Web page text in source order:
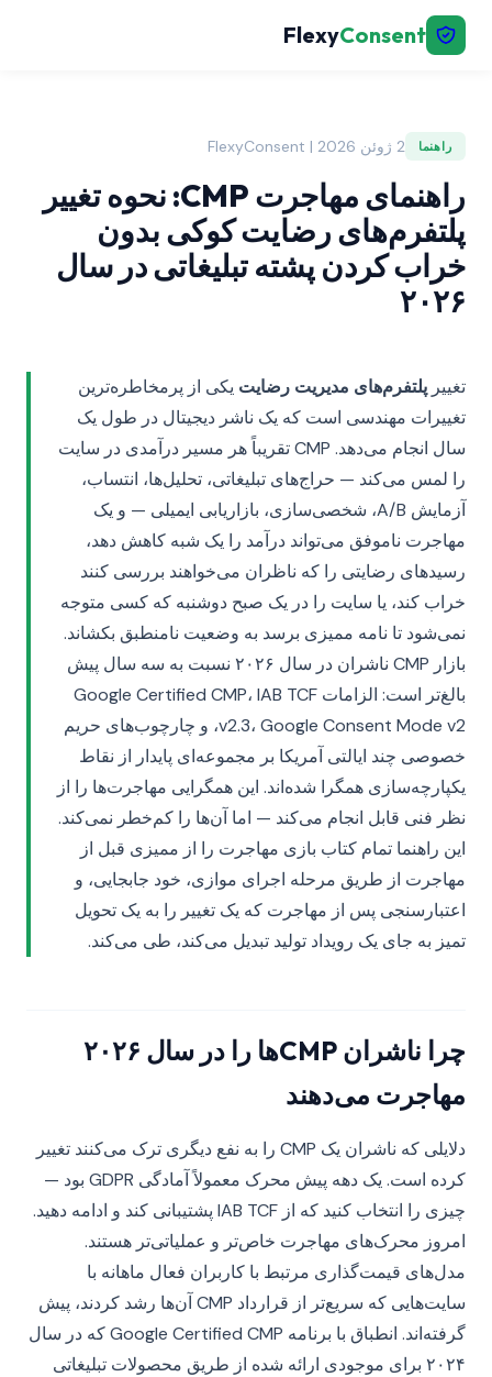
FlexyConsent
راهنما 2 ژوئن 2026 | FlexyConsent
راهنمای مهاجرت CMP: نحوه تغییر
پلتفرم‌های رضایت کوکی بدون
خراب کردن پشته تبلیغاتی در سال
۲۰۲۶
تغییر پلتفرم‌های مدیریت رضایت یکی از پرمخاطره‌ترین
تغییرات مهندسی است که یک ناشر دیجیتال در طول یک
سال انجام می‌دهد. CMP تقریباً هر مسیر درآمدی در سایت
را لمس می‌کند — حراج‌های تبلیغاتی، تحلیل‌ها، انتساب،
آزمایش A/B، شخصی‌سازی، بازاریابی ایمیلی — و یک
مهاجرت ناموفق می‌تواند درآمد را یک شبه کاهش دهد،
رسیدهای رضایتی را که ناظران می‌خواهند بررسی کنند
خراب کند، یا سایت را در یک صبح دوشنبه که کسی متوجه
نمی‌شود تا نامه ممیزی برسد به وضعیت نامنطبق بکشاند.
بازار CMP ناشران در سال ۲۰۲۶ نسبت به سه سال پیش
بالغ‌تر است: الزامات Google Certified CMP، IAB TCF
v2.3، Google Consent Mode v2، و چارچوب‌های حریم
خصوصی چند ایالتی آمریکا بر مجموعه‌ای پایدار از نقاط
یکپارچه‌سازی همگرا شده‌اند. این همگرایی مهاجرت‌ها را از
نظر فنی قابل انجام می‌کند — اما آن‌ها را کم‌خطر نمی‌کند.
این راهنما تمام کتاب بازی مهاجرت را از ممیزی قبل از
مهاجرت از طریق مرحله اجرای موازی، خود جابجایی، و
اعتبارسنجی پس از مهاجرت که یک تغییر را به یک تحویل
تمیز به جای یک رویداد تولید تبدیل می‌کند، طی می‌کند.
چرا ناشران CMP‌ها را در سال ۲۰۲۶
مهاجرت می‌دهند
دلایلی که ناشران یک CMP را به نفع دیگری ترک می‌کنند تغییر
کرده است. یک دهه پیش محرک معمولاً آمادگی GDPR بود —
چیزی را انتخاب کنید که از IAB TCF پشتیبانی کند و ادامه دهید.
امروز محرک‌های مهاجرت خاص‌تر و عملیاتی‌تر هستند.
مدل‌های قیمت‌گذاری مرتبط با کاربران فعال ماهانه با
سایت‌هایی که سریع‌تر از قرارداد CMP آن‌ها رشد کردند، پیش
گرفته‌اند. انطباق با برنامه Google Certified CMP که در سال
۲۰۲۴ برای موجودی ارائه شده از طریق محصولات تبلیغاتی